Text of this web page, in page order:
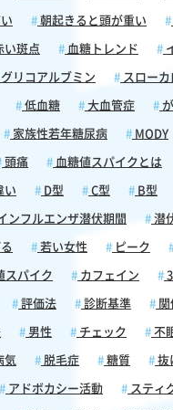
朝起きると頭が重い
い斑点 血糖トレンド
グリコアルブミン スローカ
低血糖 大血管症
家族性若年糖尿病 MODY
頭痛 血糖値スパイクとは
い D型 C型 B型
ンフルエンザ潜伏期間 潜
若い女性 ピーク
スパイク カフェイン
評価法 診断基準 関
男性 チェック 不
気 脱毛症 糖質 抜
アドボカシー活動 スティ